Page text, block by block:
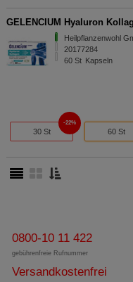
GELENCIUM Hyaluron
Heilpflanzenwohl
20177284
60 St Kapseln
30 St
22%
60 St
0800-10 11 422
gebührenfreie Rufnummer
Versandkostenfrei